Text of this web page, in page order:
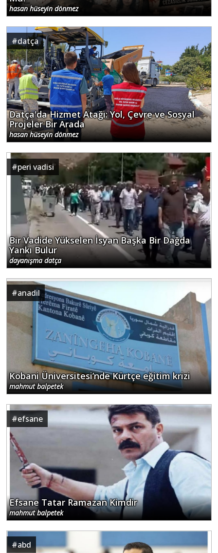
hasan hüseyin dönmez
#datça
Datça'da Hizmet Atağı: Yol, Çevre ve Sosyal
Projeler Bir Arada
hasan hüseyin dönmez
#peri vadisi
Bir Vadide Yükselen İsyan Başka Bir Dağda
Yankı Bulur
dayanışma datça
#anadil
Kobani Üniversitesi’nde Kürtçe eğitim krizi
mahmut balpetek
#efsane
Efsane Tatar Ramazan Kimdir
mahmut balpetek
#abd